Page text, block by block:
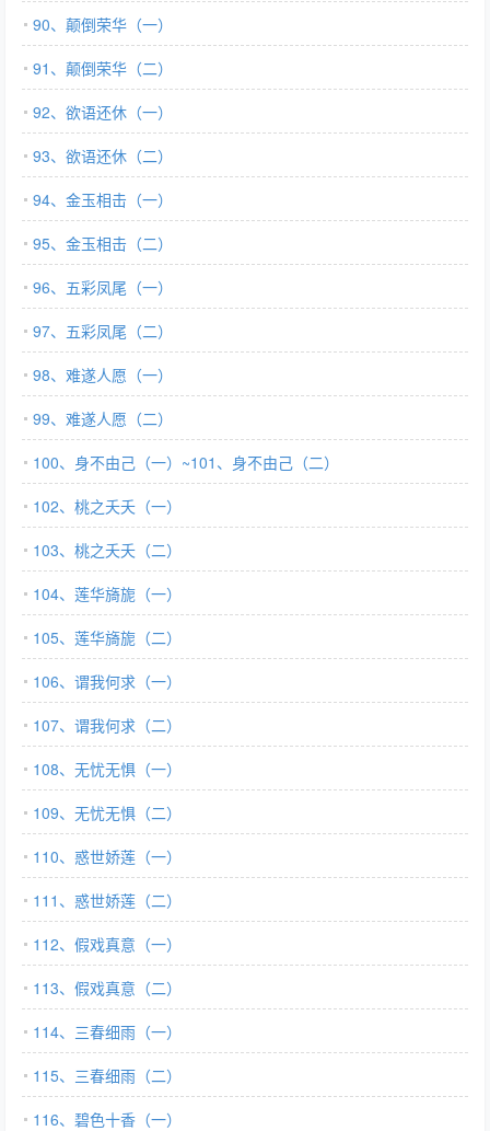
90、颠倒荣华（一）
91、颠倒荣华（二）
92、欲语还休（一）
93、欲语还休（二）
94、金玉相击（一）
95、金玉相击（二）
96、五彩凤尾（一）
97、五彩凤尾（二）
98、难遂人愿（一）
99、难遂人愿（二）
100、身不由己（一）~101、身不由己（二）
102、桃之夭夭（一）
103、桃之夭夭（二）
104、莲华旖旎（一）
105、莲华旖旎（二）
106、谓我何求（一）
107、谓我何求（二）
108、无忧无惧（一）
109、无忧无惧（二）
110、惑世娇莲（一）
111、惑世娇莲（二）
112、假戏真意（一）
113、假戏真意（二）
114、三春细雨（一）
115、三春细雨（二）
116、碧色十香（一）